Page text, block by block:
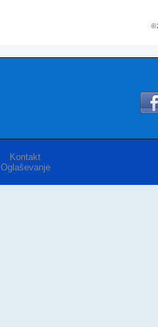
©
Kontakt
Oglaševanje